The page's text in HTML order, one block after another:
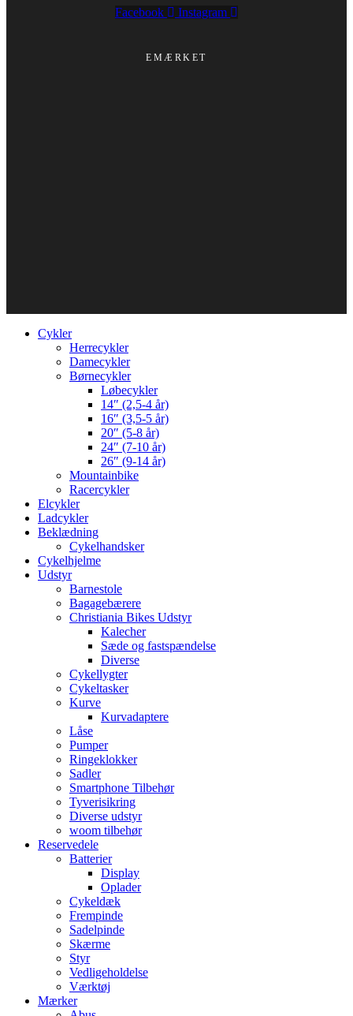
Facebook Instagram
EMÆRKET
Cykler
Herrecykler
Damecykler
Børnecykler
Løbecykler
14″ (2,5-4 år)
16″ (3,5-5 år)
20″ (5-8 år)
24″ (7-10 år)
26″ (9-14 år)
Mountainbike
Racercykler
Elcykler
Ladcykler
Beklædning
Cykelhandsker
Cykelhjelme
Udstyr
Barnestole
Bagagebærere
Christiania Bikes Udstyr
Kalecher
Sæde og fastspændelse
Diverse
Cykellygter
Cykeltasker
Kurve
Kurvadaptere
Låse
Pumper
Ringeklokker
Sadler
Smartphone Tilbehør
Tyverisikring
Diverse udstyr
woom tilbehør
Reservedele
Batterier
Display
Oplader
Cykeldæk
Frempinde
Sadelpinde
Skærme
Styr
Vedligeholdelse
Værktøj
Mærker